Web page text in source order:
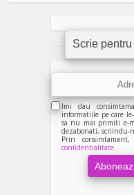
Imi dau
informatiile pe care
sa nu mai primiti e-
dezabonati, scriindu-
Prin
confidentialitate.